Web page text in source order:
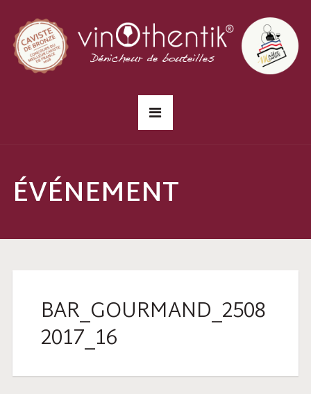
ÉVÉNEMENT
BAR_GOURMAND_2508
2017_16